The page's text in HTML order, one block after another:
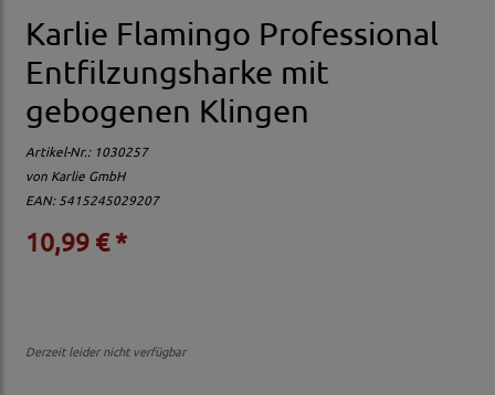
Karlie Flamingo Professional
Entfilzungsharke mit
gebogenen Klingen
Artikel-Nr.: 1030257
von Karlie GmbH
EAN: 5415245029207
10,99 € *
Derzeit leider nicht verfügbar